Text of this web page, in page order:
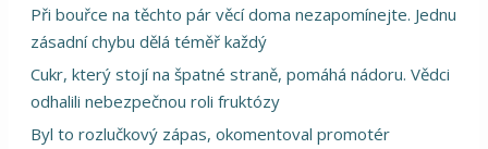
Při bouřce na těchto pár věcí doma nezapomínejte. Jednu
zásadní chybu dělá téměř každý
Cukr, který stojí na špatné straně, pomáhá nádoru. Vědci
odhalili nebezpečnou roli fruktózy
Byl to rozlučkový zápas, okomentoval promotér